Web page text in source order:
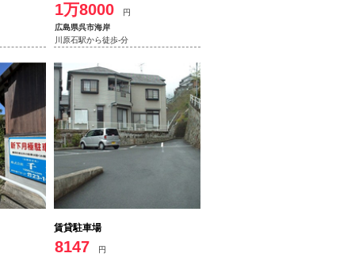
1万8000
円
広島県呉市海岸
川原石駅から徒歩-分
賃貸駐車場
8147
円